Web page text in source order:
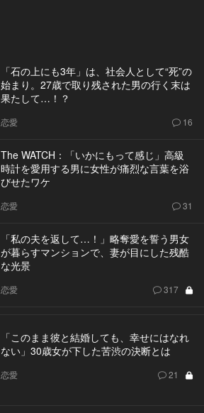
「石の上にも3年」は、社会人として“死”の
始まり。27歳で取り残された男の行く末は
果たして…！？
恋愛 16
The WATCH：「いかにもって感じ」高級
時計を愛用する男に女性が痛烈な言葉を浴
びせたワケ
恋愛 31
「私の夫を返して…！」略奪愛を誓う男女
が暮らすマンションで、妻が目にした残酷
な光景
恋愛 317
「このまま彼と結婚しても、幸せにはなれ
ない」30歳女が下した苦渋の決断とは
恋愛 21